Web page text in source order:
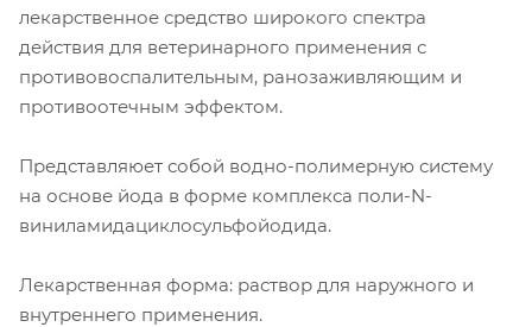
лекарственное средство широкого спектра
действия для ветеринарного применения с
противовоспалительным, ранозаживляющим и
противоотечным эффектом.
Представляюет собой водно-полимерную систему
на основе йода в форме комплекса поли-N-
виниламидациклосульфойодида.
Лекарственная форма: раствор для наружного и
внутреннего применения.